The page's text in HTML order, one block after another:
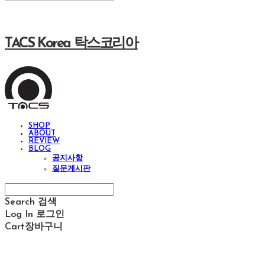
TACS Korea 탁스코리아
SHOP
ABOUT
REVIEW
BLOG
공지사항
질문게시판
Search 검색
Log In 로그인
Cart장바구니